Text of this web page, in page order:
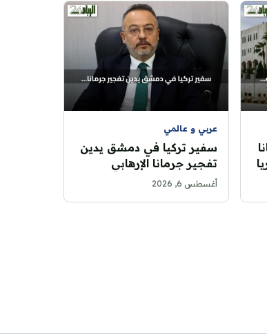
عربي و عالمي
سفير تركيا في دمشق يدين
تفجير جرمانا الإرهابي
أغسطس 6, 2026